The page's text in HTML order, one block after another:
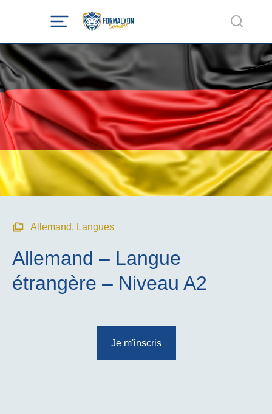
Allemand, Langues
Allemand – Langue
étrangère – Niveau A2
Je m'inscris